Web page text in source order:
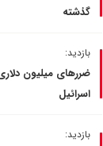
گذشته
بازدید:
ضررهای میلیون
اسرائیل
بازدید: